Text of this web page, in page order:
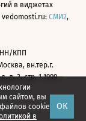
сайтом, вы
cookie
в
ОК
в виджетах
СМИ2,
КПП
вн.тер.г.
д. 3, стр. 1 1999—